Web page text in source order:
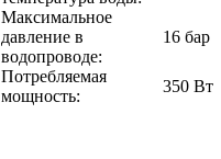
Максимальное
давление в
водопроводе:
16 бар
Потребляемая
мощность:
350 Вт